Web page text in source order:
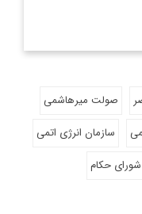
صولت میرهاشمی
سازمان انرژی اتمی
حکام